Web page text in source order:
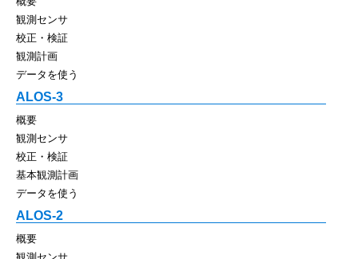
観測センサ
校正・検証
観測計画
データを使う
ALOS-3
概要
観測センサ
校正・検証
基本観測計画
データを使う
ALOS-2
概要